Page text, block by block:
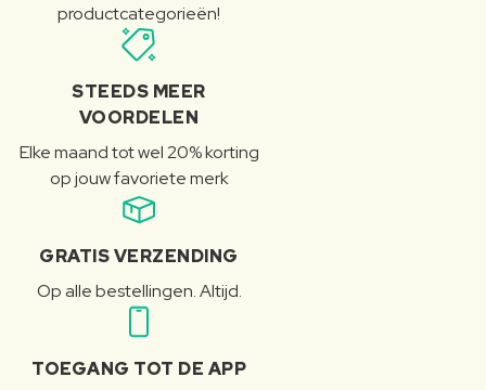
productcategorieën!
STEEDS MEER
VOORDELEN
Elke maand tot wel 20% korting
op jouw favoriete merk
GRATIS VERZENDING
Op alle bestellingen. Altijd.
TOEGANG TOT DE APP